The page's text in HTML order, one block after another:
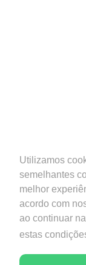
Utilizamos
semelhantes
melhor
acordo com
ao continuar
estas
Copyright © 2026